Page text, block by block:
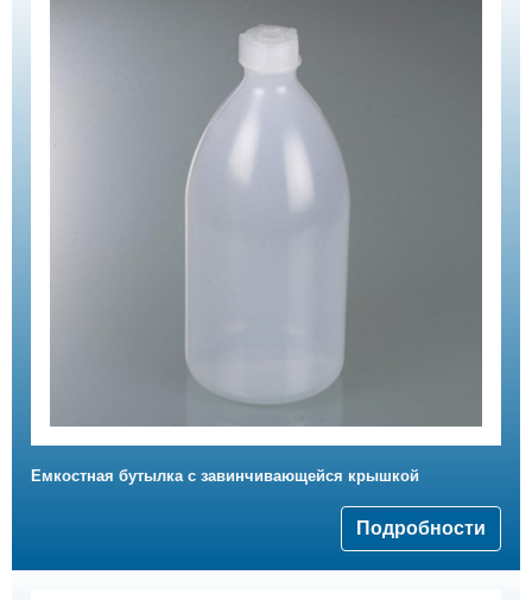
Емкостная бутылка с завинчивающейся крышкой
Подробности